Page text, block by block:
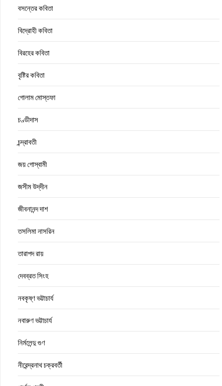
বসন্তের কবিতা
বিদ্রোহী কবিতা
বিরহের কবিতা
বৃষ্টির কবিতা
গোলাম মোস্তফা
চণ্ডীদাস
চন্দ্রাবতী
জয় গোস্বামী
জসীম উদ্‌দীন
জীবনানন্দ দাশ
তসলিমা নাসরিন
তারাপদ রায়
দেবব্রত সিংহ
নবকৃষ্ণ ভট্টাচার্য
নবারুণ ভট্টাচার্য
নির্মলেন্দু গুণ
নীরেন্দ্রনাথ চক্রবর্তী